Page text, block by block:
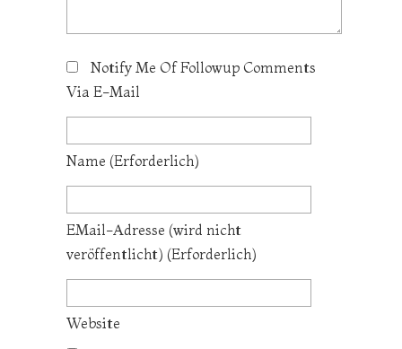
Notify Me Of Followup Comments
Via E-Mail
Name (erforderlich)
EMail-Adresse (wird nicht
veröffentlicht) (erforderlich)
Website